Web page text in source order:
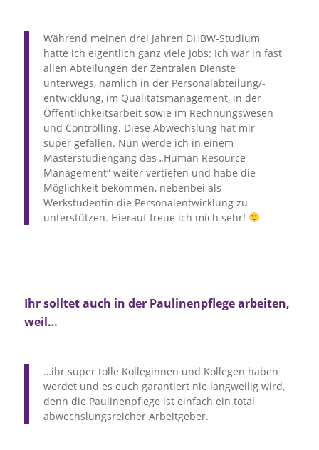
Während meinen drei Jahren DHBW-Studium
hatte ich eigentlich ganz viele Jobs: Ich war in fast
allen Abteilungen der Zentralen Dienste
unterwegs, nämlich in der Personalabteilung/-
entwicklung, im Qualitätsmanagement, in der
Öffentlichkeitsarbeit sowie im Rechnungswesen
und Controlling. Diese Abwechslung hat mir
super gefallen. Nun werde ich in einem
Masterstudiengang das „Human Resource
Management“ weiter vertiefen und habe die
Möglichkeit bekommen, nebenbei als
Werkstudentin die Personalentwicklung zu
unterstützen. Hierauf freue ich mich sehr!
Ihr solltet auch in der Paulinenpflege arbeiten,
weil…
…ihr super tolle Kolleginnen und Kollegen haben
werdet und es euch garantiert nie langweilig wird,
denn die Paulinenpflege ist einfach ein total
abwechslungsreicher Arbeitgeber.